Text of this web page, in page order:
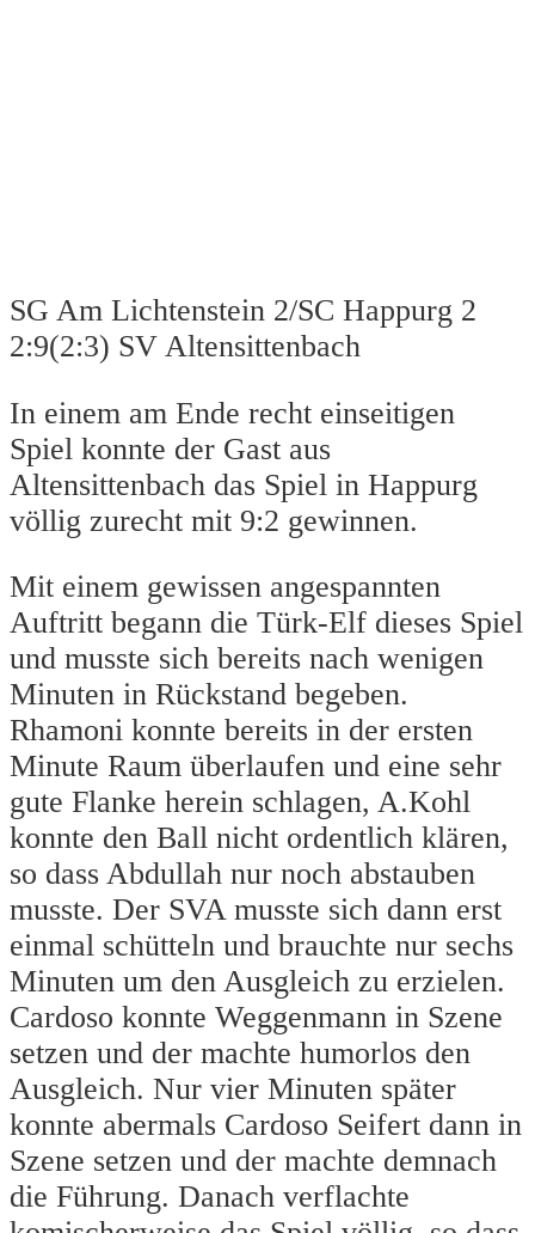
SG Am Lichtenstein 2/SC Happurg 2
2:9(2:3) SV Altensittenbach
In einem am Ende recht einseitigen
Spiel konnte der Gast aus
Altensittenbach das Spiel in Happurg
völlig zurecht mit 9:2 gewinnen.
Mit einem gewissen angespannten
Auftritt begann die Türk-Elf dieses Spiel
und musste sich bereits nach wenigen
Minuten in Rückstand begeben.
Rhamoni konnte bereits in der ersten
Minute Raum überlaufen und eine sehr
gute Flanke herein schlagen, A.Kohl
konnte den Ball nicht ordentlich klären,
so dass Abdullah nur noch abstauben
musste. Der SVA musste sich dann erst
einmal schütteln und brauchte nur sechs
Minuten um den Ausgleich zu erzielen.
Cardoso konnte Weggenmann in Szene
setzen und der machte humorlos den
Ausgleich. Nur vier Minuten später
konnte abermals Cardoso Seifert dann in
Szene setzen und der machte demnach
die Führung. Danach verflachte